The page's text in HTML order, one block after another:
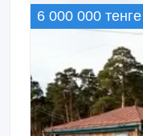
6 000 000 тенге